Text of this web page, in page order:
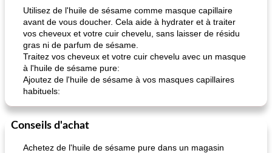
Utilisez de l'huile de sésame comme masque capillaire
avant de vous doucher. Cela aide à hydrater et à traiter
vos cheveux et votre cuir chevelu, sans laisser de résidu
gras ni de parfum de sésame.
Traitez vos cheveux et votre cuir chevelu avec un masque
à l'huile de sésame pure:
Ajoutez de l'huile de sésame à vos masques capillaires
habituels:
Conseils d'achat
Achetez de l'huile de sésame pure dans un magasin